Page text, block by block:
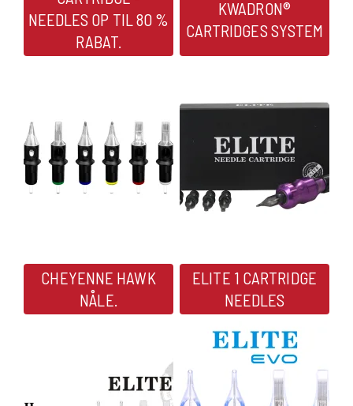
NEEDLES OP TIL 80 %
RABAT.
KWADRON®
CARTRIDGES SYSTEM
CHEYENNE HAWK
NÅLE.
ELITE 1 CARTRIDGE
NEEDLES